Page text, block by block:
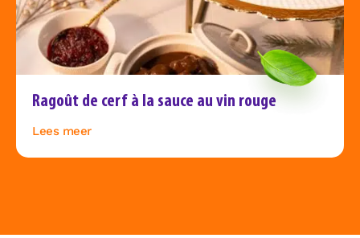
Ragoût de cerf à la sauce au vin rouge
Lees meer